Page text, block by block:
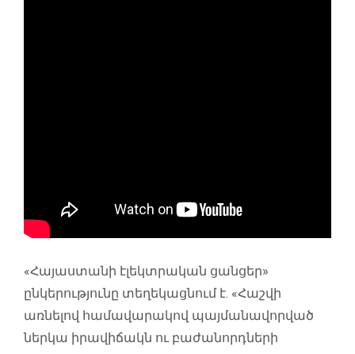
«Հայաստանի էլեկտրական ցանցեր»
ընկերությունը տեղեկացնում է. «Հաշվի
առնելով համավարակով պայմանավորված
ներկա իրավիճակն ու բաժանորդների